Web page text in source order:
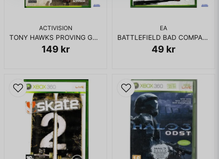
ACTIVISION
TONY HAWKS PROVING GROUND XBOX 360
149 kr
EA
BATTLEFIELD BAD COMPANY 2 XBOX 360
49 kr